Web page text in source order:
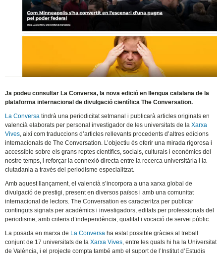
Ja podeu consultar La Conversa, la nova edició en llengua catalana de la
plataforma internacional de divulgació científica The Conversation.
La Conversa tindrà una periodicitat setmanal i publicarà articles originals en
valencià elaborats per personal investigador de les universitats de laXarxa
Vives, així com traduccions d’articles rellevants procedents d’altres edicions
internacionals de The Conversation. L’objectiu és oferir una mirada rigorosa i
accessible sobre els grans reptes científics, socials, culturals i econòmics del
nostre temps, i reforçar la connexió directa entre la recerca universitària i la
ciutadania a través del periodisme especialitzat.
Amb aquest llançament, el valencià s’incorpora a una xarxa global de
divulgació de prestigi, present en diversos països i amb una comunitat
internacional de lectors. The Conversation es caracteritza per publicar
continguts signats per acadèmics i investigadors, editats per professionals del
periodisme, amb criteris d’independència, qualitat i vocació de servei públic.
La posada en marxa de La Conversa ha estat possible gràcies al treball
conjunt de 17 universitats de laXarxa Vives, entre les quals hi ha la Universitat
de València, i el projecte compta també amb el suport de l’Institut d’Estudis